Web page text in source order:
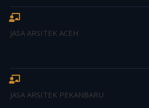
JASA ARSITEK ACEH
JASA ARSITEK PEKANBARU